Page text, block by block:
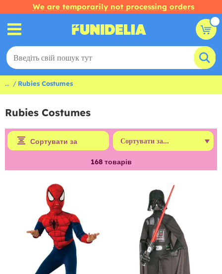
We are temporarily not processing orders
... Rubies Costumes
Rubies Costumes
Сортувати за
168товарів